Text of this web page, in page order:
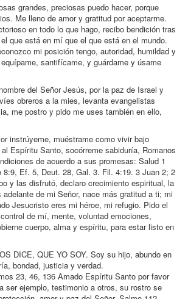
grandes, preciosas puedo hacer, porque
Me lleno de amor y gratitud por aceptarme.
en todo lo que hago, recibo bendición tras
que está en mí que el que está en el mundo.
mi posición tengo, autoridad, humildad y
santifícame, y guárdame y úsame
del Señor Jesús, por la paz de Israel y
obreros a la mies, levanta evangelistas
me postro y pido me uses también en ello,
instrúyeme, muéstrame como vivir bajo
Espíritu Santo, socórreme sabiduría, Romanos
de acuerdo a sus promesas: Salud 1
8:9, Ef. 5, Deut. 28, Gal. 3. Fil. 4:19. 3 Juan 2; 2
y las disfrutó, declaro crecimiento espiritual, la
de mi Señor, nace más gratitud a ti; mi
Jesucristo eres mi héroe, mi refugio. Pido el
de mí, mente, voluntad emociones,
cuerpo, alma y espíritu, para estar listo en
DICE, QUE YO SOY. Soy su hijo, abundo en
bondad, justicia y verdad.
23, 46, 136 Amado Espíritu Santo por favor
ser ejemplo, testimonio a otros, su rostro se